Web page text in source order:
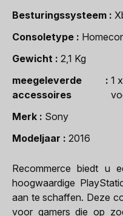
Besturingssysteem
Consoletype
Gewicht
2,1 Kg
meegeleverde
accessoires
1
Merk
Sony
Modeljaar
2016
Recommerce biedt u
hoogwaardige
aan te schaffen. Deze
voor gamers die op